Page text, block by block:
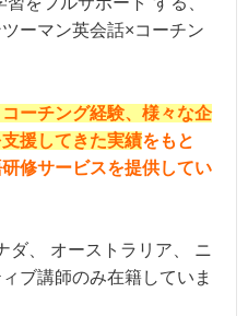
ーマン英会話×コーチン
ーチング経験、様々な企
援してきた実績をもと
修サービスを提供してい
ダ、 オーストラリア、 ニ
ブ講師のみ在籍していま